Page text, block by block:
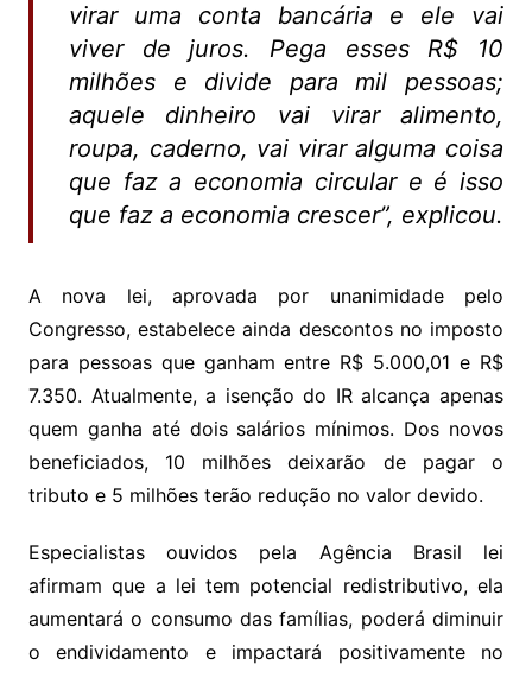
virar uma conta bancária e ele vai
viver de juros. Pega esses R$ 10
milhões e divide para mil pessoas;
aquele dinheiro vai virar alimento,
roupa, caderno, vai virar alguma coisa
que faz a economia circular e é isso
que faz a economia crescer”, explicou.
A nova lei, aprovada por unanimidade pelo
Congresso, estabelece ainda descontos no imposto
para pessoas que ganham entre R$ 5.000,01 e R$
7.350. Atualmente, a isenção do IR alcança apenas
quem ganha até dois salários mínimos. Dos novos
beneficiados, 10 milhões deixarão de pagar o
tributo e 5 milhões terão redução no valor devido.
Especialistas ouvidos pela Agência Brasil lei
afirmam que a lei tem potencial redistributivo, ela
aumentará o consumo das famílias, poderá diminuir
o endividamento e impactará positivamente no